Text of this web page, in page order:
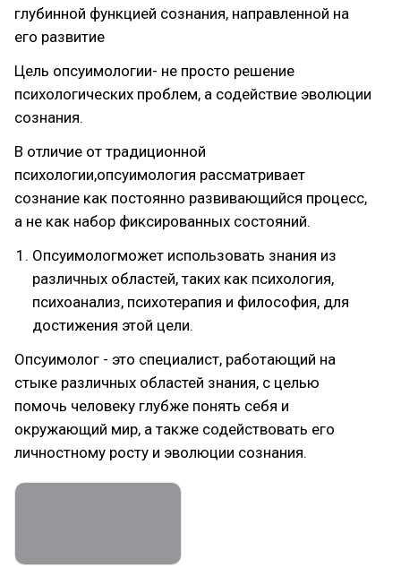
глубинной функцией сознания, направленной на
его развитие
Цель опсуимологии- не просто решение
психологических проблем, а содействие эволюции
сознания.
В отличие от традиционной
психологии,опсуимология рассматривает
сознание как постоянно развивающийся процесс,
а не как набор фиксированных состояний.
Опсуимологможет использовать знания из
различных областей, таких как психология,
психоанализ, психотерапия и философия, для
достижения этой цели.
Опсуимолог - это специалист, работающий на
стыке различных областей знания, с целью
помочь человеку глубже понять себя и
окружающий мир, а также содействовать его
личностному росту и эволюции сознания.